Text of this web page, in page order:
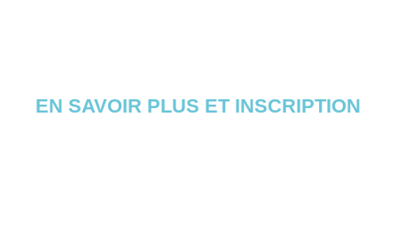
EN SAVOIR PLUS ET INSCRIPTION